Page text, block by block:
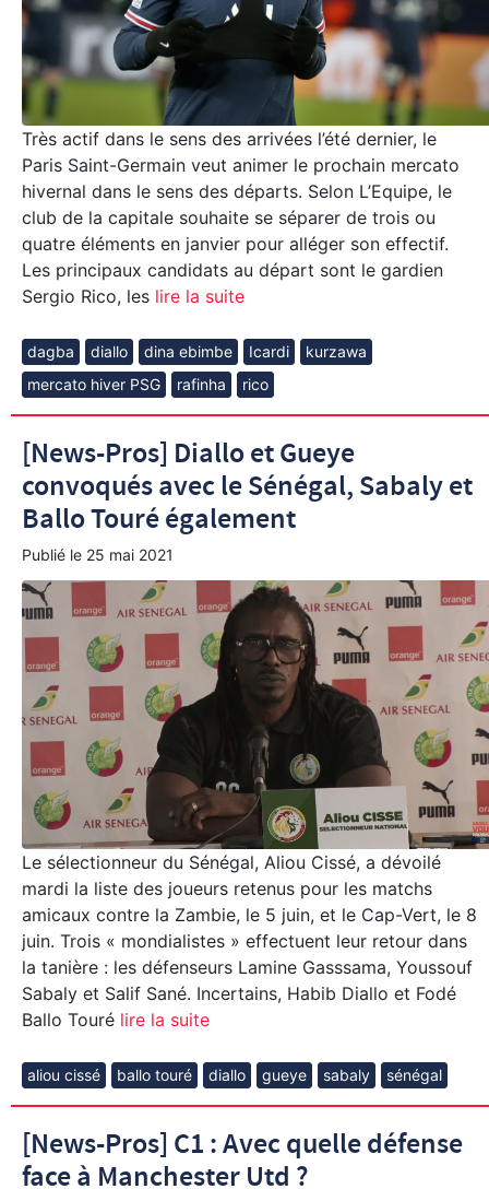
Très actif dans le sens des arrivées l’été dernier, le
Paris Saint-Germain veut animer le prochain mercato
hivernal dans le sens des départs. Selon L’Equipe, le
club de la capitale souhaite se séparer de trois ou
quatre éléments en janvier pour alléger son effectif.
Les principaux candidats au départ sont le gardien
Sergio Rico, les lire la suite
dagba diallo dina ebimbe Icardi
kurzawa
mercato hiver PSG
rafinha rico
[News-Pros] Diallo et Gueye
convoqués avec le Sénégal, Sabaly et
Ballo Touré également
Publié le 25 mai 2021
Le sélectionneur du Sénégal, Aliou Cissé, a dévoilé
mardi la liste des joueurs retenus pour les matchs
amicaux contre la Zambie, le 5 juin, et le Cap-Vert, le 8
juin. Trois « mondialistes » effectuent leur retour dans
la tanière : les défenseurs Lamine Gasssama, Youssouf
Sabaly et Salif Sané. Incertains, Habib Diallo et Fodé
Ballo Touré lire la suite
aliou cissé ballo touré diallo gueye sabaly sénégal
[News-Pros] C1 : Avec quelle défense
face à Manchester Utd ?